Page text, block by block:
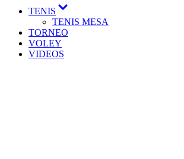
TENIS
TENIS MESA
TORNEO
VOLEY
VIDEOS